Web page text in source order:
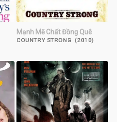
Mạnh Mẽ Chất Đồng Quê
COUNTRY STRONG (2010)